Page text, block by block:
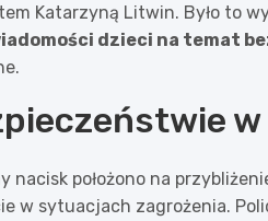
Katarzyną Litwin. Było to
dzieci na temat
nacisk położono na
w sytuacjach zagrożenia.